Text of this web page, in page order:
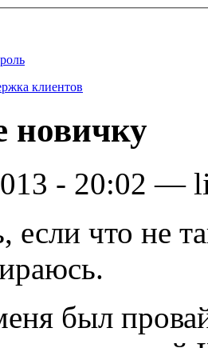
клиентов
новичку
- 20:02 —
если что не
был